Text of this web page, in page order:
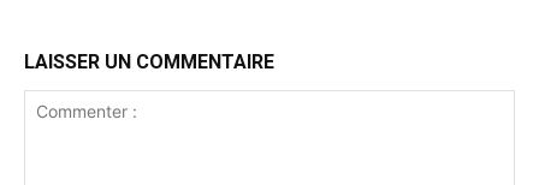
LAISSER UN COMMENTAIRE